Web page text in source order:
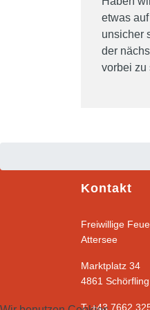
etwas
unsicher
der
vorbei zu
Kontakt
Freiwillige
Attersee
Marktplatz 34
4861 Schörfling
T: +43 7662